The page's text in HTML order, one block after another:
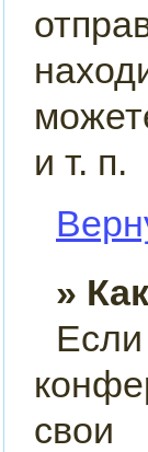
и т. п.
»
свои